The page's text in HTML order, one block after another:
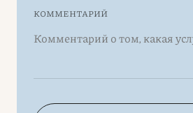
КОММЕНТАРИЙ